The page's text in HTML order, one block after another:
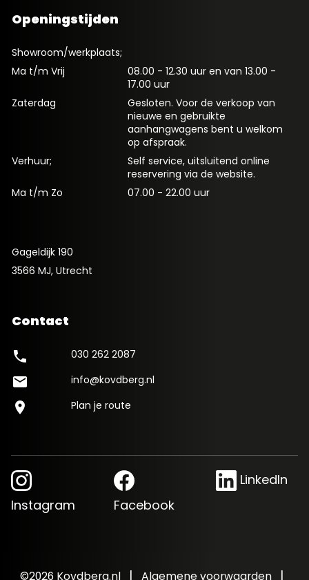
Openingstijden
Showroom/werkplaats;
Ma t/m Vrij
08.00 - 12.30 uur en van 13.00 -
17.00 uur
Zaterdag
Gesloten. Voor de verkoop van
nieuwe en gebruikte
aanhangwagens bent u welkom
op afspraak.
Verhuur;
Self service, uitsluitend online
reservering via de website.
Ma t/m Zo
07.00 - 22.00 uur
Gageldijk 190
3566 MJ, Utrecht
Contact
phone 030 262 2087
mail info@kovdberg.nl
location_on Plan je route
Instagram Facebook
LinkedIn
©2026 Kovdberg.nl | Algemene voorwaarden |